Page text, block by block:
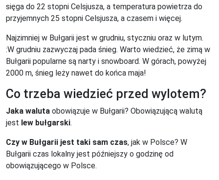
sięga do 22 stopni Celsjusza, a temperatura powietrza do
przyjemnych 25 stopni Celsjusza, a czasem i więcej.
Najzimniej w Bułgarii jest w grudniu, styczniu oraz w lutym.
:W grudniu zazwyczaj pada śnieg. Warto wiedzieć, że zimą w
Bułgarii popularne są narty i snowboard. W górach, powyżej
2000 m, śnieg leży nawet do końca maja!
Co trzeba wiedzieć przed wylotem?
Jaka waluta obowiązuje w Bułgarii? Obowiązującą walutą
jest lew bułgarski.
Czy w Bułgarii jest taki sam czas, jak w Polsce? W
Bułgarii czas lokalny jest późniejszy o godzinę od
obowiązującego w Polsce.